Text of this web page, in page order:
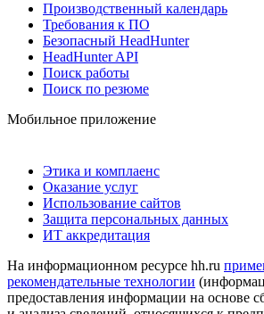
Производственный календарь
Требования к ПО
Безопасный HeadHunter
HeadHunter API
Поиск работы
Поиск по резюме
Мобильное приложение
Этика и комплаенс
Оказание услуг
Использование сайтов
Защита персональных данных
ИТ аккредитация
На информационном ресурсе hh.ru
рекомендательные технологии
предоставления информации на основе